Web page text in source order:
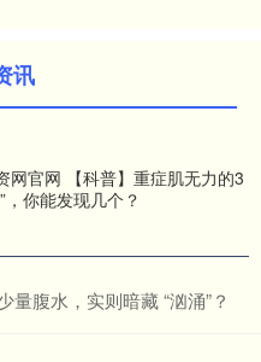
讯
网官网 【科普】重症肌无力的3
，你能发现几个？
腹水，实则暗藏 “汹涌”？